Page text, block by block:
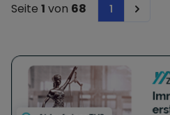
Seite 1 von 68 1 Next